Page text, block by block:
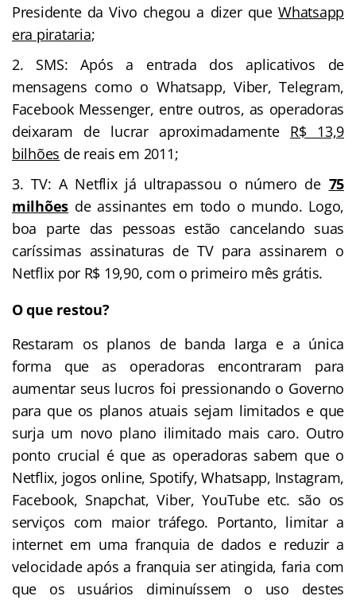
Presidente da Vivo chegou a dizer queWhatsapp
era pirataria;
SMS: Após a entrada dos aplicativos de
mensagens como o Whatsapp, Viber, Telegram,
Facebook Messenger, entre outros, as operadoras
deixaram de lucrar aproximadamente R$ 13,9
bilhões de reais em 2011;
TV: A Netflix já ultrapassou o número de 75
milhões de assinantes em todo o mundo. Logo,
boa parte das pessoas estão cancelando suas
caríssimas assinaturas de TV para assinarem o
Netflix por R$ 19,90, com o primeiro mês grátis.
O que restou?
Restaram os planos de banda larga e a única
forma que as operadoras encontraram para
aumentar seus lucros foi pressionando o Governo
para que os planos atuais sejam limitados e que
surja um novo plano ilimitado mais caro. Outro
ponto crucial é que as operadoras sabem que o
Netflix, jogos online, Spotify, Whatsapp, Instagram,
Facebook, Snapchat, Viber, YouTube etc. são os
serviços com maior tráfego. Portanto, limitar a
internet em uma franquia de dados e reduzir a
velocidade após a franquia ser atingida, faria com
que os usuários diminuíssem o uso destes